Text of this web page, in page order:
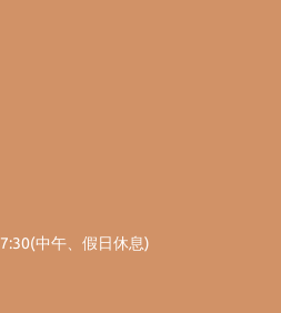
中午、假日休息)